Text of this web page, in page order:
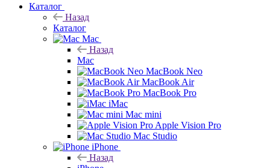
Каталог
Назад
Каталог
Mac
Назад
Mac
MacBook Neo
MacBook Air
MacBook Pro
iMac
Mac mini
Apple Vision Pro
Mac Studio
iPhone
Назад